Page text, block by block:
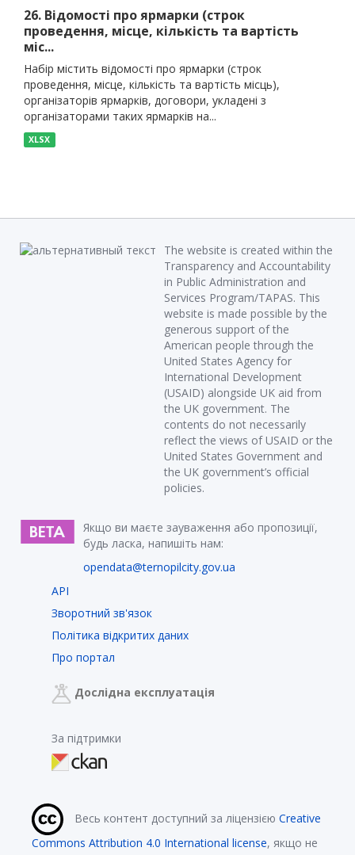
26. Відомості про ярмарки (строк
проведення, місце, кількість та вартість
міс...
Набір містить відомості про ярмарки (строк
проведення, місце, кількість та вартість місць),
організаторів ярмарків, договори, укладені з
організаторами таких ярмарків на...
XLSX
The website is created within the
Transparency and Accountability
in Public Administration and
Services Program/TAPAS. This
website is made possible by the
generous support of the
American people through the
United States Agency for
International Development
(USAID) alongside UK aid from
the UK government. The
contents do not necessarily
reflect the views of USAID or the
United States Government and
the UK government’s official
policies.
Якщо ви маєте зауваження або пропозиції,
будь ласка, напишіть нам:
opendata@ternopilcity.gov.ua
API
Зворотний зв'язок
Політика відкритих даних
Про портал
Дослідна експлуатація
За підтримки
Весь контент доступний за ліцензією Creative
Commons Attribution 4.0 International license, якщо не